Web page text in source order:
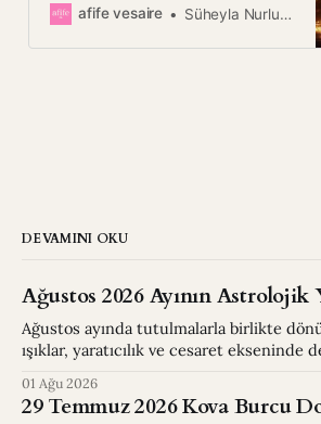
açmaya hazır mısınız?
afife vesaire Süheyla Nurlu Çılgın
DEVAMINI OKU
Ağustos 2026 Ayının Astrolojik
Ağustos ayında tutulmalarla birlikte
ışıklar, yaratıcılık ve cesaret ekseninde
01 Ağu 2026
29 Temmuz 2026 Kova Burcu